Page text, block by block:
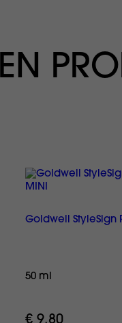
Goldwell StyleSign
50 ml